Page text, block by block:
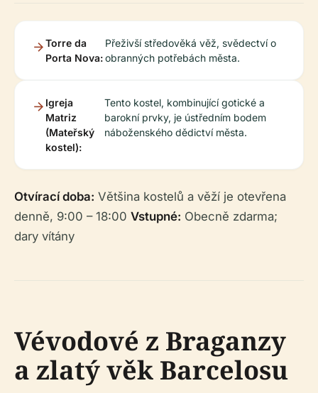
Torre da
Porta Nova:
Přeživší středověká věž, svědectví o
obranných potřebách města.
Igreja
Matriz
(Mateřský
kostel):
Tento kostel, kombinující gotické a
barokní prvky, je ústředním bodem
náboženského dědictví města.
Otvírací doba: Většina kostelů a věží je otevřena
denně, 9:00 – 18:00 Vstupné: Obecně zdarma;
dary vítány
Vévodové z Braganzy
a zlatý věk Barcelosu